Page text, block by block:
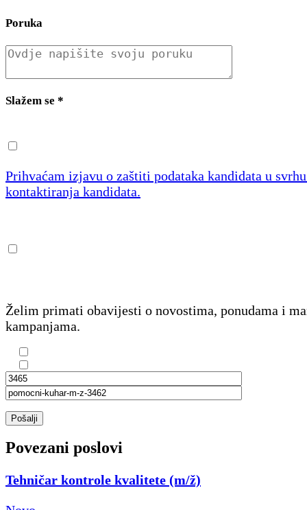
Poruka
Slažem se *
Prihvaćam izjavu o zaštiti podataka kandidata u
kontaktiranja kandidata.
Želim primati obavijesti o novostima, ponudama i
kampanjama.
Pošalji
Povezani poslovi
Tehničar kontrole kvalitete (m/ž)